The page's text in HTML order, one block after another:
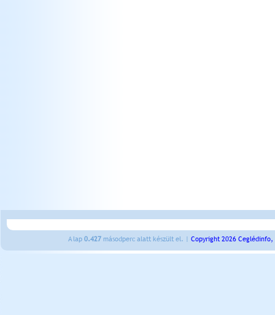
A lap 0.427 másodperc alatt készült el. | Copyright 2026